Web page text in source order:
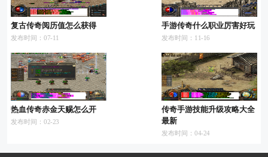
复古传奇阅历值怎么获得
发布时间：07-11
手游传奇什么职业厉害好玩
发布时间：11-16
热血传奇赤金天赐怎么开
发布时间：02-23
传奇手游技能升级攻略大全
最新
发布时间：04-24